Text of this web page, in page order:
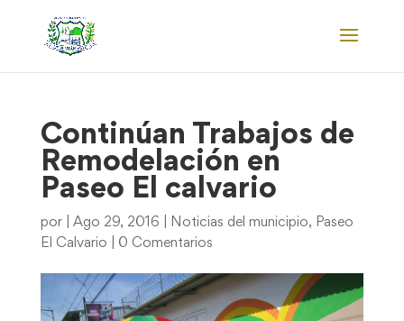
Continúan Trabajos de
Remodelación en
Paseo El calvario
por Ago 29, 2016 Noticias del municipio, Paseo
El Calvario
0 Comentarios